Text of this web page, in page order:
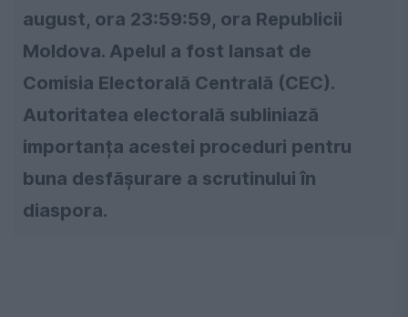
august, ora 23:59:59, ora Republicii
Moldova. Apelul a fost lansat de
Comisia Electorală Centrală (CEC).
Autoritatea electorală subliniază
importanța acestei proceduri pentru
buna desfășurare a scrutinului în
diaspora.